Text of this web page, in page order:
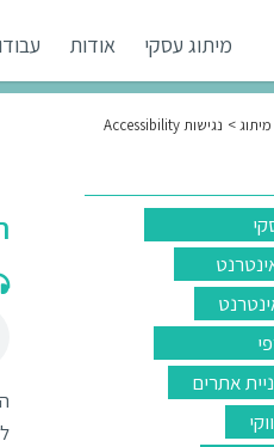
מיתוג עסקי אודות
נגישות Accessibility
אתרים
לפני